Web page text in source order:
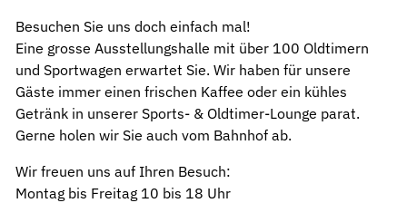
Besuchen Sie uns doch einfach mal!
Eine grosse Ausstellungshalle mit über 100 Oldtimern
und Sportwagen erwartet Sie. Wir haben für unsere
Gäste immer einen frischen Kaffee oder ein kühles
Getränk in unserer Sports- & Oldtimer-Lounge parat.
Gerne holen wir Sie auch vom Bahnhof ab.
Wir freuen uns auf Ihren Besuch:
Montag bis Freitag 10 bis 18 Uhr